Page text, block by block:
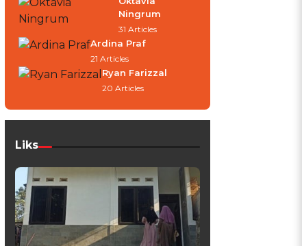
Ningrum
31 Articles
Ardina Praf
21 Articles
Ryan Farizzal
20 Articles
Liks